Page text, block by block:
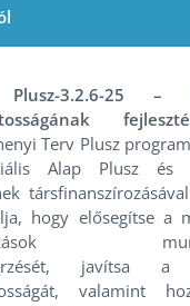
Plusz-3.2.6-25 –
Terv Plusz
Alap Plusz és
hogy elősegítse a
javítsa a
valamint